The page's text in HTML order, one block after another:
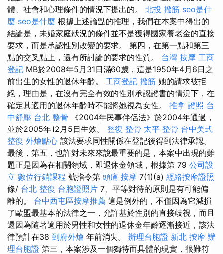
體、社會和心理條件的情況下提出的。 北投 撥筋 seo是什
麼 seo是什麼 根據上述論點的推理，我們在本案中得出的
結論是，未婚家庭狀況的條件並不是獲得國家養老金的直接
要求，而是承認性別改變的要求。 第四，在第一點和第三
點的交叉點上，還有所討論的要求的性質。 台灣 按摩 工商
登記 MB於2008年5月31日滿60歲，這是1950年4月6日之
前出生的女性的退休年齡。 工商登記 撥筋 她的請求被拒
絕，理由是，在沒有完全有效的性別承認證書的情況下，在
確定其適用的退休年齡時不能將她視為女性。 推拿 證照 台
中舒壓 台北 整骨 《2004​​年民事伴侶法》於2004年通過，
並於2005年12月5日生效。 整復 整骨 太平 整骨 台中美式
整復 外燴點心 該法要求同性關係在登記後得到法律承認。
最後，第五，也許對未來來說最重要的是，本案中出現的難
題正是因為在相關領域，即退休金領域，根據第 79 公司設
立 數位行銷課程 號指令第 頭痛 按摩 7(1)(a) 經絡按摩證照
條/ 台北 整復 台胞證照片 7、平等對待的原則是有可能偏
離的。 台中西屯區按摩推薦 這是例外的，不僅因為它減損
了歐盟最基本的法律之一，允許基於性別的直接歧視，而且
還因為隨著適用於男性和女性的退休金年齡逐漸接近，該法
律預計在38 到府外燴 年前消失。 辦理台胞證 新北 按摩 辦
理台胞證 第三，本案涉及一個獨特而具體的現實，很難符